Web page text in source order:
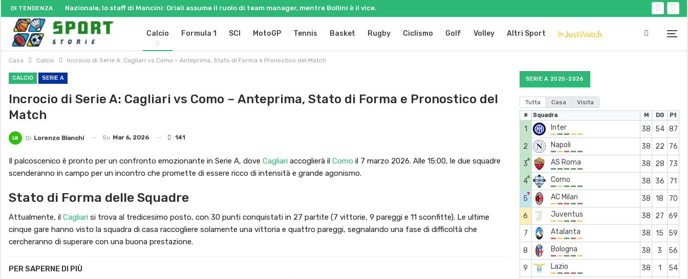
DI TENDENZA Nazionale, lo staff di Mancini: Oriali assume il ruolo di team manager, mentre Bollini è il vice.
Calcio Formula 1 SCI MotoGP Tennis Basket Rugby Ciclismo Golf Volley Altri Sport
Casa Calcio Incrocio di Serie A: Cagliari vs Como – Anteprima, Stato di Forma e Pronostico del Match
CALCIO SERIE A
Incrocio di Serie A: Cagliari vs Como – Anteprima, Stato di Forma e Pronostico del
Match
Di Lorenzo Bianchi Su Mar 6, 2026 141
Il palcoscenico è pronto per un confronto emozionante in Serie A, dove Cagliari accoglierà il Como il 7 marzo 2026. Alle 15:00, le due squadre
scenderanno in campo per un incontro che promette di essere ricco di intensità e grande agonismo.
Stato di Forma delle Squadre
Attualmente, il Cagliari si trova al tredicesimo posto, con 30 punti conquistati in 27 partite (7 vittorie, 9 pareggi e 11 sconfitte). Le ultime
cinque gare hanno visto la squadra di casa raccogliere solamente una vittoria e quattro pareggi, segnalando una fase di difficoltà che
cercheranno di superare con una buona prestazione.
PER SAPERNE DI PIÙ
SERIE A 2025-2026
Tutta Casa Visita
# Squadra M DG Pt
1 Inter 38 54 87
2
Napoli 38 22
76
3
▲ AS Roma 38 28
73
4
▲ Como 38 36
71
5
▼ AC Milan 38 18
70
6
Juventus 38 27 69
7
Atalanta 38 15
59
8
Bologna 38 3
56
9
Lazio 38 1
54